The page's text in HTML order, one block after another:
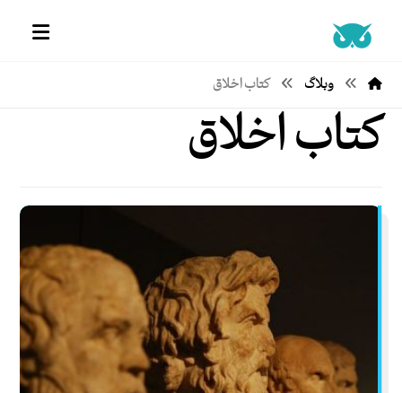
وبلاگ کتاب اخلاق
کتاب اخلاق